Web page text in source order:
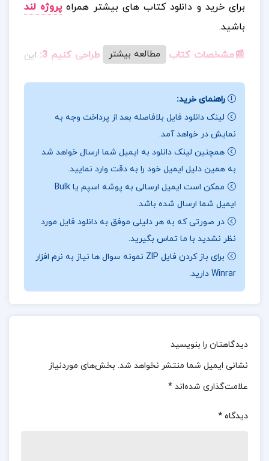
برای خرید و دانلود کتاب های بیشتر همراهپروژه لند
باشید.
📰مشخصات کتاب چگونه معمارانه طراحی کنیم 3 : این
تصویری و تحلیلی، مهارت های لازم برای طراحی معمارانه را
به زبان ساده و قابل فهم آموزش می دهد. تصاویر متعدد،
طراحی های دستی، و توضیحات مرحله به مرحله، این
کتاب را به منبعی کاربردی برای دانشجویان معماری،
طراحان شهری، و علاقه مندان به اسکیس و راندو تبدیل
کرده است. زبان کتاب ساده اما تخصصی است و تلاش
دارد تا مهارت های طراحی را از طریق تمرین های عملی و
مثال های واقعی تقویت کند.
📖بخشی از کتاب چگونه معمارانه طراحی کنیم 3 :
این جلد، نویسنده با بهره گیری از تجربیات شخصی،
اسکیس های دستی، و تحلیل های دقیق، مفاهیم
پرسپکتیو را از پایه تا سطح پیشرفته بررسی کرده است.
به مبانی و اصول پرسپکتیو اختصاص دارد و انواع دید
مانند دید ناظر، دید پرنده و پرسپکتیو داخلی را توضیح می
دهد؛ فصل دوم به تقسیم بندی طلایی در پرسپکتیو و
کاربرد آن در طراحی فضاهای معماری می پردازد؛ و فصل
مطالعه بیشتر
راهنمای خرید:
لینک دانلود فایل بلافاصله بعد از پرداخت وجه به
نمایش در خواهد آمد.
همچنین لینک دانلود به ایمیل شما ارسال خواهد شد
به همین دلیل ایمیل خود را به دقت وارد نمایید.
ممکن است ایمیل ارسالی به پوشه اسپم یا Bulk
ایمیل شما ارسال شده باشد.
در صورتی که به هر دلیلی موفق به دانلود فایل مورد
نظر نشدید با ما تماس بگیرید.
برای باز کردن فایل ZIP نمونه سوال ها نیاز به نرم افزار
Winrar دارید.
دیدگاهتان را بنویسید
نشانی ایمیل شما منتشر نخواهد شد. بخش‌های موردنیاز
علامت‌گذاری شده‌اند *
دیدگاه *